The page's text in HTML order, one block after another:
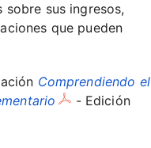
sobre sus ingresos,
que pueden
Comprendiendo el
- Edición